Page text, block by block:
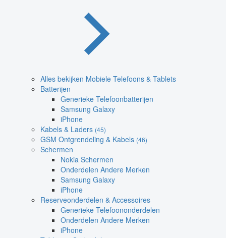
Alles bekijken Mobiele Telefoons & Tablets
Batterijen
Generieke Telefoonbatterijen
Samsung Galaxy
iPhone
Kabels & Laders (45)
GSM Ontgrendeling & Kabels (46)
Schermen
Nokia Schermen
Onderdelen Andere Merken
Samsung Galaxy
iPhone
Reserveonderdelen & Accessoires
Generieke Telefoononderdelen
Onderdelen Andere Merken
iPhone